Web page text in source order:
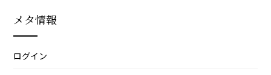
メタ情報
ログイン